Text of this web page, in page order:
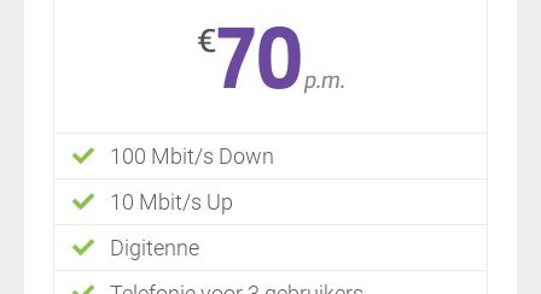
€70p.m.
100 Mbit/s Down
10 Mbit/s Up
Digitenne